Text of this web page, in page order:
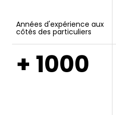
Années d'expérience aux
côtés des particuliers
+ 1000